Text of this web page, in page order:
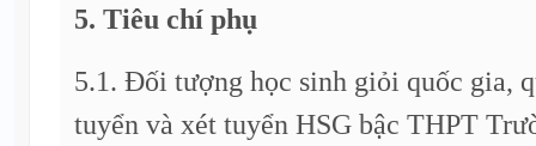
5. Tiêu chí phụ
5.1. Đối tượng học sinh giỏi quốc gia,
tuyển và xét tuyển HSG bậc THPT